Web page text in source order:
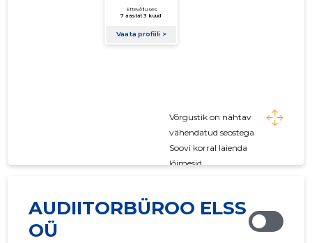
Võrgustik on nähtav
vähendatud seostega
Soovi korral laienda
lõimesid
AUDIITORBÜROO ELSS
OÜ